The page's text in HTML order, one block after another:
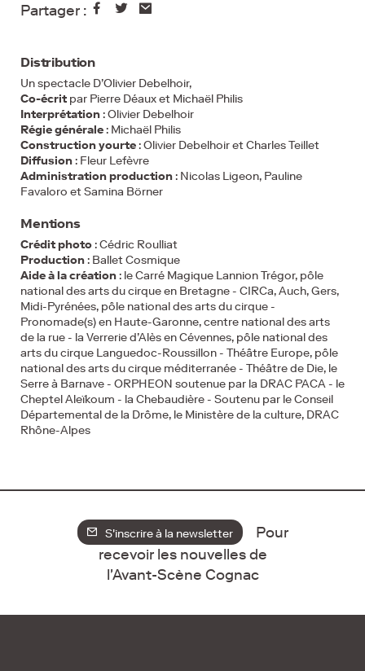
Partager :
Distribution
Un spectacle D’Olivier Debelhoir,
Co-écrit par Pierre Déaux et Michaël Philis
Interprétation : Olivier Debelhoir
Régie générale : Michaël Philis
Construction yourte : Olivier Debelhoir et Charles Teillet
Diffusion : Fleur Lefèvre
Administration production : Nicolas Ligeon, Pauline
Favaloro et Samina Börner
Mentions
Crédit photo : Cédric Roulliat
Production : Ballet Cosmique
Aide à la création : le Carré Magique Lannion Trégor, pôle
national des arts du cirque en Bretagne - CIRCa, Auch, Gers,
Midi-Pyrénées, pôle national des arts du cirque -
Pronomade(s) en Haute-Garonne, centre national des arts
de la rue - la Verrerie d’Alès en Cévennes, pôle national des
arts du cirque Languedoc-Roussillon - Théâtre Europe, pôle
national des arts du cirque méditerranée - Théâtre de Die, le
Serre à Barnave - ORPHEON soutenue par la DRAC PACA - le
Cheptel Aleïkoum - la Chebaudière - Soutenu par le Conseil
Départemental de la Drôme, le Ministère de la culture, DRAC
Rhône-Alpes
S'inscrire à la newsletter
Pour
recevoir les nouvelles de
l'Avant-Scène Cognac